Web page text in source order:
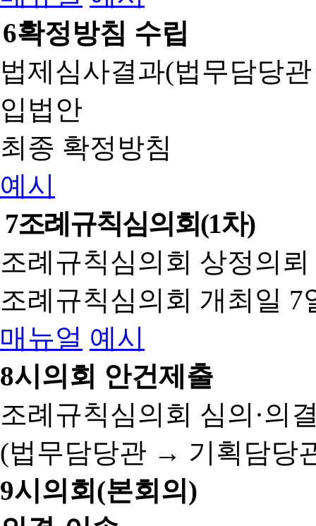
6확정방침 수립
법제심사결과(법무담당
입법안
최종 확정방침
예시
7조례규칙심의회(1차)
조례규칙심의회 상정의
조례규칙심의회 개최일 7
매뉴얼 예시
8시의회 안건제출
조례규칙심의회 심의·의
(법무담당관 → 기획담당
9시의회(본회의)